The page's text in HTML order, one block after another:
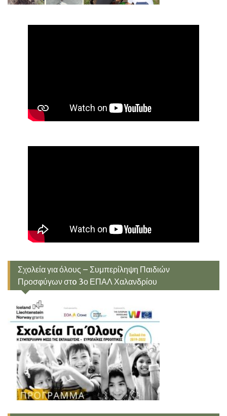
Σχολεία για όλους – Συμπερίληψη Παιδιών
Προσφύγων στo 3ο ΕΠΑΛ Χαλανδρίου